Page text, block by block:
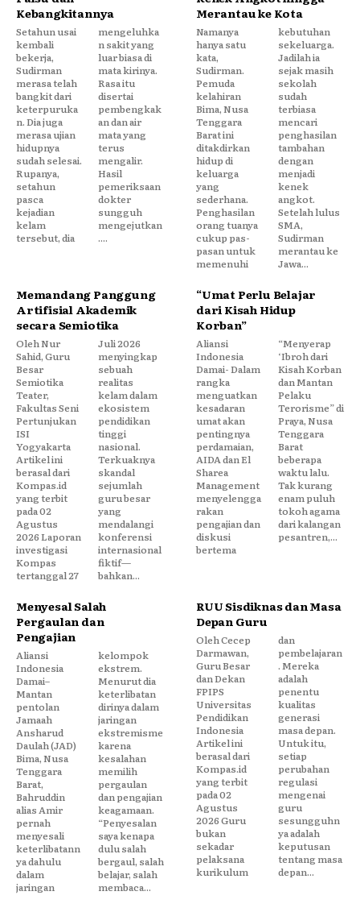
Kebangkitannya
Setahun usai
kembali
bekerja,
Sudirman
merasa telah
bangkit dari
keterpuruka
n. Dia juga
merasa ujian
hidupnya
sudah selesai.
Rupanya,
setahun
pasca
kejadian
kelam
tersebut, dia
mengeluhka
n sakit yang
luar biasa di
mata kirinya.
Rasa itu
disertai
pembengkak
an dan air
mata yang
terus
mengalir.
Hasil
pemeriksaan
dokter
sungguh
mengejutkan
....
Merantau ke Kota
Namanya
hanya satu
kata,
Sudirman.
Pemuda
kelahiran
Bima, Nusa
Tenggara
Barat ini
ditakdirkan
hidup di
keluarga
yang
sederhana.
Penghasilan
orang tuanya
cukup pas-
pasan untuk
memenuhi
kebutuhan
sekeluarga.
Jadilah ia
sejak masih
sekolah
sudah
terbiasa
mencari
penghasilan
tambahan
dengan
menjadi
kenek
angkot.
Setelah lulus
SMA,
Sudirman
merantau ke
Jawa...
Memandang Panggung
Artifisial Akademik
secara Semiotika
Oleh Nur
Sahid, Guru
Besar
Semiotika
Teater,
Fakultas Seni
Pertunjukan
ISI
Yogyakarta
Artikel ini
berasal dari
Kompas.id
yang terbit
pada 02
Agustus
2026 Laporan
investigasi
Kompas
tertanggal 27
Juli 2026
menyingkap
sebuah
realitas
kelam dalam
ekosistem
pendidikan
tinggi
nasional.
Terkuaknya
skandal
sejumlah
guru besar
yang
mendalangi
konferensi
internasional
fiktif—
bahkan...
“Umat Perlu Belajar
dari Kisah Hidup
Korban”
Aliansi
Indonesia
Damai- Dalam
rangka
menguatkan
kesadaran
umat akan
pentingnya
perdamaian,
AIDA dan El
Sharea
Management
menyelengga
rakan
pengajian dan
diskusi
bertema
“Menyerap
‘Ibroh dari
Kisah Korban
dan Mantan
Pelaku
Terorisme” di
Praya, Nusa
Tenggara
Barat
beberapa
waktu lalu.
Tak kurang
enam puluh
tokoh agama
dari kalangan
pesantren,...
Menyesal Salah
Pergaulan dan
Pengajian
Aliansi
Indonesia
Damai–
Mantan
pentolan
Jamaah
Ansharud
Daulah (JAD)
Bima, Nusa
Tenggara
Barat,
Bahruddin
alias Amir
pernah
menyesali
keterlibatann
ya dahulu
dalam
jaringan
kelompok
ekstrem.
Menurut dia
keterlibatan
dirinya dalam
jaringan
ekstremisme
karena
kesalahan
memilih
pergaulan
dan pengajian
keagamaan.
“Penyesalan
saya kenapa
dulu salah
bergaul, salah
belajar, salah
membaca...
RUU Sisdiknas dan Masa
Depan Guru
Oleh Cecep
Darmawan,
Guru Besar
dan Dekan
FPIPS
Universitas
Pendidikan
Indonesia
Artikel ini
berasal dari
Kompas.id
yang terbit
pada 02
Agustus
2026 Guru
bukan
sekadar
pelaksana
kurikulum
dan
pembelajaran
. Mereka
adalah
penentu
kualitas
generasi
masa depan.
Untuk itu,
setiap
perubahan
regulasi
mengenai
guru
sesungguhn
ya adalah
keputusan
tentang masa
depan...